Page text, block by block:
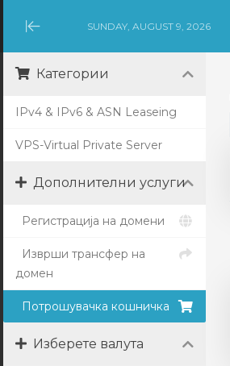
Minimize
Menu
SUNDAY, AUGUST 9, 2026
Категории
IPv4 & IPv6 & ASN Leaseing
VPS-Virtual Private Server
Дополнителни услуги
Регистрација на домени
Изврши трансфер на
домен
Потрошувачка кошничка
Изберете валута